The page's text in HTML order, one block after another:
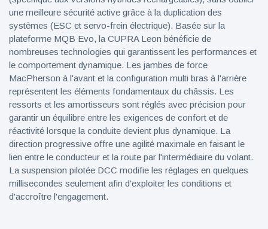
une meilleure sécurité active grâce à la duplication des
systèmes (ESC et servo-frein électrique). Basée sur la
plateforme MQB Evo, la CUPRA Leon bénéficie de
nombreuses technologies qui garantissent les performances et
le comportement dynamique. Les jambes de force
MacPherson à l'avant et la configuration multi bras à l'arrière
représentent les éléments fondamentaux du châssis. Les
ressorts et les amortisseurs sont réglés avec précision pour
garantir un équilibre entre les exigences de confort et de
réactivité lorsque la conduite devient plus dynamique. La
direction progressive offre une agilité maximale en faisant le
lien entre le conducteur et la route par l'intermédiaire du volant.
La suspension pilotée DCC modifie les réglages en quelques
millisecondes seulement afin d'exploiter les conditions et
d'accroître l'engagement.